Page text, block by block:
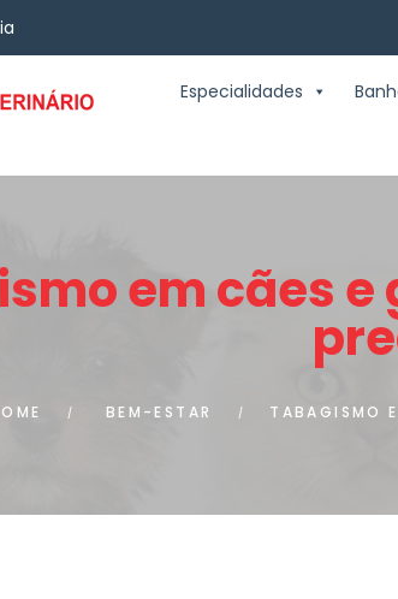
Especialidades
em cães e
BEM-ESTAR TABAGISMO